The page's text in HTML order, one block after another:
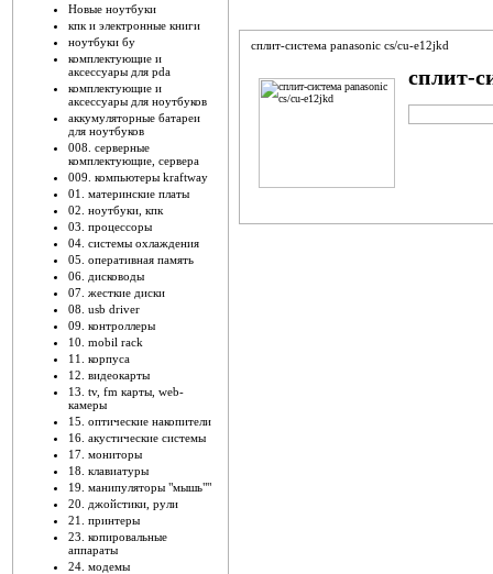
Новые ноутбуки
кпк и электронные книги
ноутбуки бу
комплектующие и
аксессуары для pda
комплектующие и
аксессуары для ноутбуков
аккумуляторные батареи
для ноутбуков
008. серверные
комплектующие, сервера
009. компьютеры kraftway
01. материнские платы
02. ноутбуки, кпк
03. процессоры
04. системы охлаждения
05. оперативная память
06. дисководы
07. жесткие диски
08. usb driver
09. контроллеры
10. mobil rack
11. корпуса
12. видеокарты
13. tv, fm карты, web-
камеры
15. оптические накопители
16. акустические системы
17. мониторы
18. клавиатуры
19. манипуляторы "мышь""
20. джойстики, рули
21. принтеры
23. копировальные
аппараты
24. модемы
сплит-система panasonic cs/сu-e12jkd
сплит-